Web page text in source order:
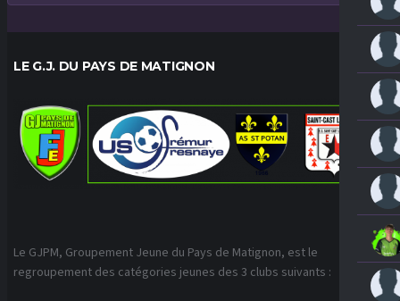
LE G.J. DU PAYS DE MATIGNON
Le GJPM, Groupement Jeune du Pays de Matignon, est le
regroupement des catégories jeunes des 3 clubs suivants :